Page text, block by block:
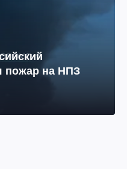
пожар на НПЗ